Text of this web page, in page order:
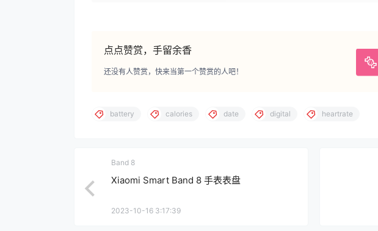
点点赞赏，手留余香
还没有人赞赏，快来当第一个赞赏的人吧！
battery calories date digital heartrate
Band 8
Xiaomi Smart Band 8 手表表盘
2023-10-16 3:17:39